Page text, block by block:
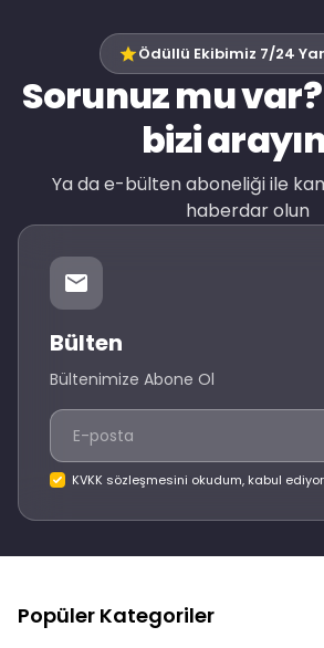
Ödüllü Ekibimiz 7/24
Sorunuz mu
bizi
Ya da e-bülten aboneliği ile
haberdar olun
Bülten
Bültenimize Abone Ol
KVKK sözleşmesini okudum, kabul
Popüler Kategoriler